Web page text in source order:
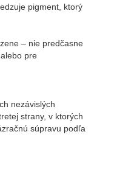
pigment, ktorý
– nie predčasne
pre
nezávislých
strany, v ktorých
súpravu podľa